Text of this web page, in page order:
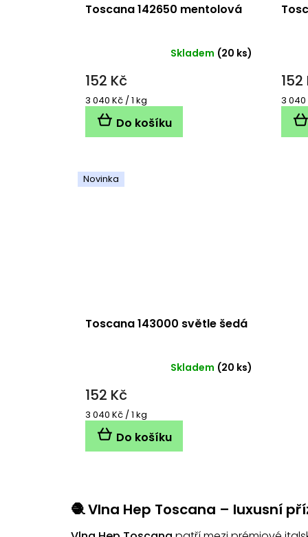
Toscana 142650 mentolová
Skladem (20 ks)
152 Kč
Měrná
cena:
3 040 Kč / 1 kg
Do košíku
152
cena:
3 040
Novinka
Toscana 143000 světle šedá
Skladem (20 ks)
152 Kč
Měrná
cena:
3 040 Kč / 1 kg
Do košíku
🧶 Vlna Hep Toscana – luxusní